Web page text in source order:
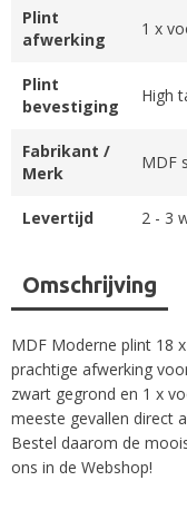
Plint
afwerking
1 x
Plint
bevestiging
High
Fabrikant /
Merk
MDF
Levertijd 2 - 3
Omschrijving
MDF Moderne plint 18
prachtige afwerking
zwart gegrond en 1 x
meeste gevallen direct
Bestel daarom de
ons in de Webshop!